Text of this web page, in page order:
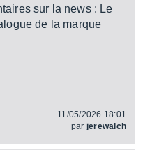
sur la news : Le
de la marque
11/05/2026 18:01
par jerewalch